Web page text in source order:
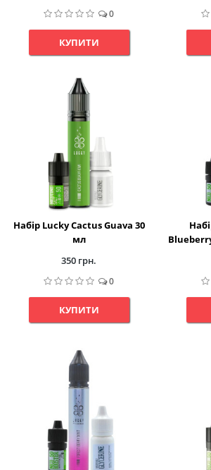
0
КУПИТИ
Набір Lucky Cactus Guava 30
мл
350 грн.
0
КУПИТИ